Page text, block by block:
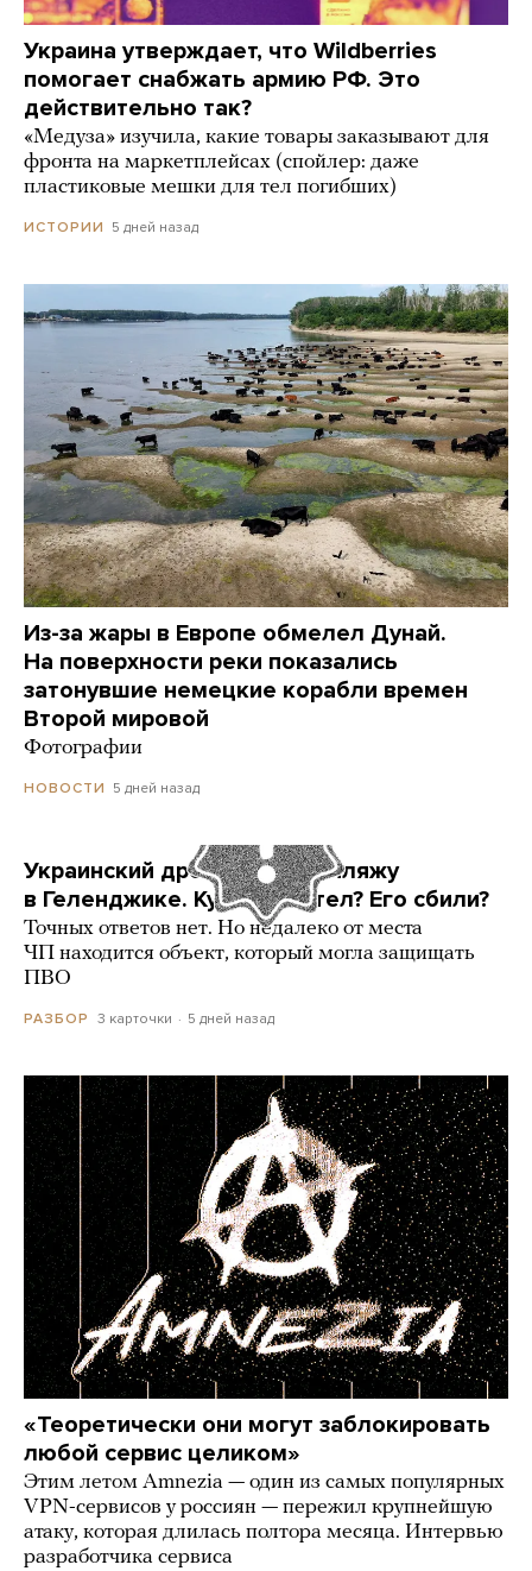
Украина утверждает, что Wildberries
помогает снабжать армию РФ. Это
действительно так?
«Медуза» изучила, какие товары заказывают для
фронта на маркетплейсах (спойлер: даже
пластиковые мешки для тел погибших)
ИСТОРИИ 5 дней назад
Из-за жары в Европе обмелел Дунай.
На поверхности реки показались
затонувшие немецкие корабли времен
Второй мировой
Фотографии
НОВОСТИ 5 дней назад
Украинский дрон попал по пляжу
в Геленджике. Куда он летел? Его сбили?
Точных ответов нет. Но недалеко от места
ЧП находится объект, который могла защищать
ПВО
РАЗБОР 3 карточки 5 дней назад
«Теоретически они могут заблокировать
любой сервис целиком»
Этим летом Amnezia — один из самых популярных
VPN-сервисов у россиян — пережил крупнейшую
атаку, которая длилась полтора месяца. Интервью
разработчика сервиса